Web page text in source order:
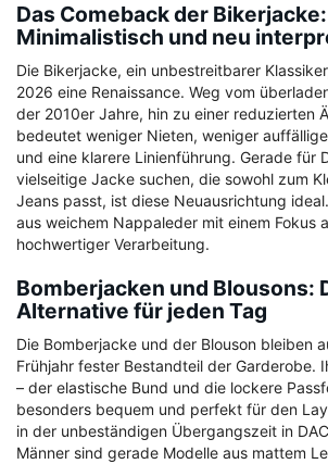
Das Comeback der Bikerjacke:
Minimalistisch und neu
Die Bikerjacke, ein unbestreitbarer
2026 eine Renaissance. Weg vom
der 2010er Jahre, hin zu einer reduzierten
bedeutet weniger Nieten, weniger
und eine klarere Linienführung. Gerade für
vielseitige Jacke suchen, die sowohl zum
Jeans passt, ist diese Neuausrichtung
aus weichem Nappaleder mit einem Fokus
hochwertiger Verarbeitung.
Bomberjacken und Blousons:
Alternative für jeden Tag
Die Bomberjacke und der Blouson bleiben
Frühjahr fester Bestandteil der Garderobe.
– der elastische Bund und die lockere
besonders bequem und perfekt für den
in der unbeständigen Übergangszeit in
Männer sind gerade Modelle aus mattem